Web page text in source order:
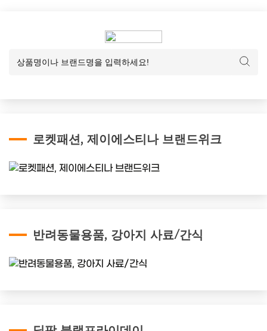
로켓패션, 제이에스티나 브랜드위크
반려동물용품, 강아지 사료/간식